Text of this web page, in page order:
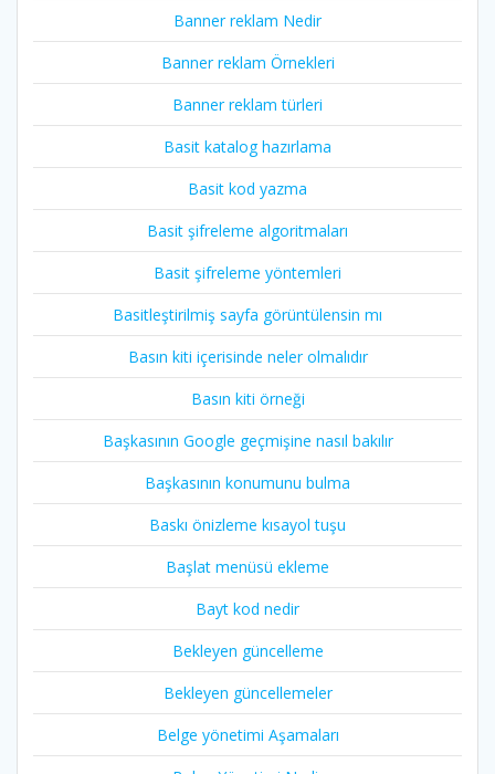
Banner reklam Nedir
Banner reklam Örnekleri
Banner reklam türleri
Basit katalog hazırlama
Basit kod yazma
Basit şifreleme algoritmaları
Basit şifreleme yöntemleri
Basitleştirilmiş sayfa görüntülensin mı
Basın kiti içerisinde neler olmalıdır
Basın kiti örneği
Başkasının Google geçmişine nasıl bakılır
Başkasının konumunu bulma
Baskı önizleme kısayol tuşu
Başlat menüsü ekleme
Bayt kod nedir
Bekleyen güncelleme
Bekleyen güncellemeler
Belge yönetimi Aşamaları